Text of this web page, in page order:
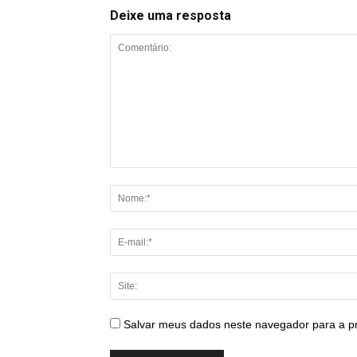
Deixe uma resposta
Salvar meus dados neste navegador para a